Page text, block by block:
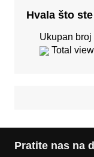
Hvala što
Ukupan broj
Total
Pratite nas na